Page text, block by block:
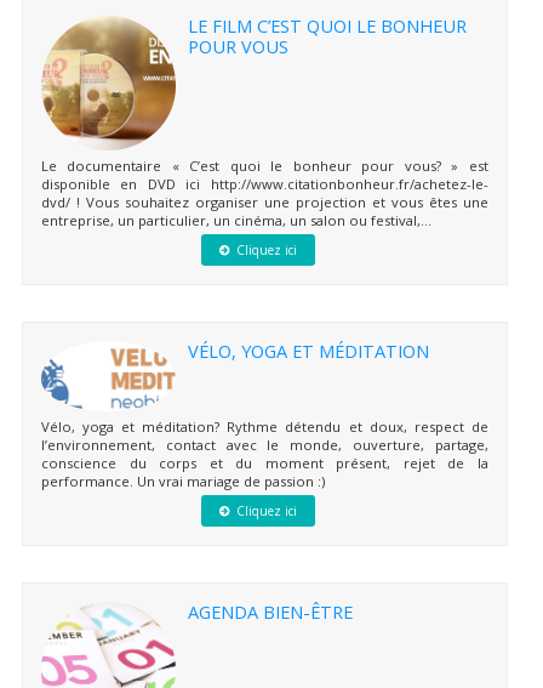
LE FILM C’EST QUOI LE BONHEUR
POUR VOUS
Le documentaire « C’est quoi le bonheur pour vous? » est
disponible en DVD ici http://www.citationbonheur.fr/achetez-le-
dvd/ ! Vous souhaitez organiser une projection et vous êtes une
entreprise, un particulier, un cinéma, un salon ou festival,...
Cliquez ici
VÉLO, YOGA ET MÉDITATION
Vélo, yoga et méditation? Rythme détendu et doux, respect de
l’environnement, contact avec le monde, ouverture, partage,
conscience du corps et du moment présent, rejet de la
performance. Un vrai mariage de passion :)
Cliquez ici
AGENDA BIEN-ÊTRE